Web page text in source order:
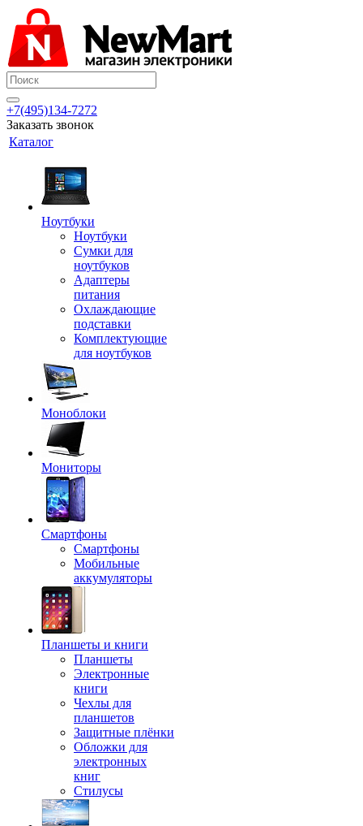
+7(495)134-7272
Заказать звонок
Каталог
Ноутбуки
Ноутбуки
Сумки для
ноутбуков
Адаптеры
питания
Охлаждающие
подставки
Комплектующие
для ноутбуков
Моноблоки
Мониторы
Смартфоны
Смартфоны
Мобильные
аккумуляторы
Планшеты и книги
Планшеты
Электронные
книги
Чехлы для
планшетов
Защитные плёнки
Обложки для
электронных
книг
Стилусы